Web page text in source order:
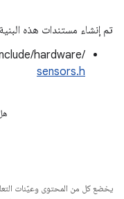
تم إنشاء مستندات هذه
hardware/
sensors.h
يخضع كل من المحتوى وعيّنات